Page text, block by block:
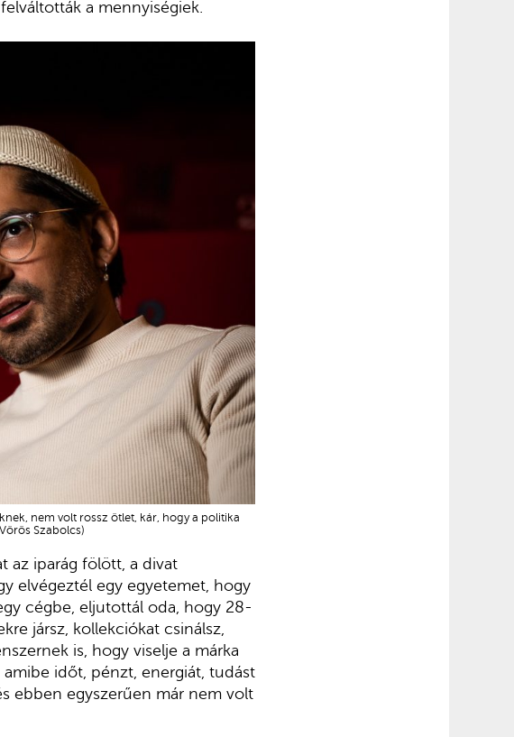
a mennyiségiek.
nem volt rossz ötlet, kár, hogy a politika
Szabolcs)
az iparág fölött, a divat
elvégeztél egy egyetemet, hogy
cégbe, eljutottál oda, hogy 28-
jársz, kollekciókat csinálsz,
is, hogy viselje a márka
időt, pénzt, energiát, tudást
ebben egyszerűen már nem volt